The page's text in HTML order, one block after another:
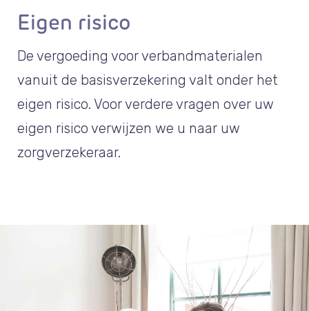
Eigen risico
De vergoeding voor verbandmaterialen
vanuit de basisverzekering valt onder het
eigen risico. Voor verdere vragen over uw
eigen risico verwijzen we u naar uw
zorgverzekeraar.